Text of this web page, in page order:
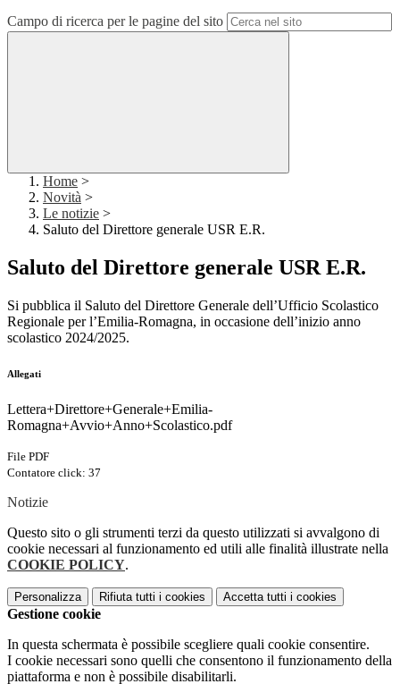
Campo di ricerca per le pagine del sito
Home >
Novità >
Le notizie >
Saluto del Direttore generale USR E.R.
Saluto del Direttore generale USR E.R.
Si pubblica il Saluto del Direttore Generale dell’Ufficio Scolastico
Regionale per l’Emilia-Romagna, in occasione dell’inizio anno
scolastico 2024/2025.
Allegati
Lettera+Direttore+Generale+Emilia-
Romagna+Avvio+Anno+Scolastico.pdf
File PDF
Contatore click: 37
Notizie
Questo sito o gli strumenti terzi da questo utilizzati si avvalgono di
cookie necessari al funzionamento ed utili alle finalità illustrate nella
COOKIE POLICY.
Personalizza Rifiuta tutti i cookies Accetta tutti i cookies
Gestione cookie
In questa schermata è possibile scegliere quali cookie consentire.
I cookie necessari sono quelli che consentono il funzionamento della
piattaforma e non è possibile disabilitarli.